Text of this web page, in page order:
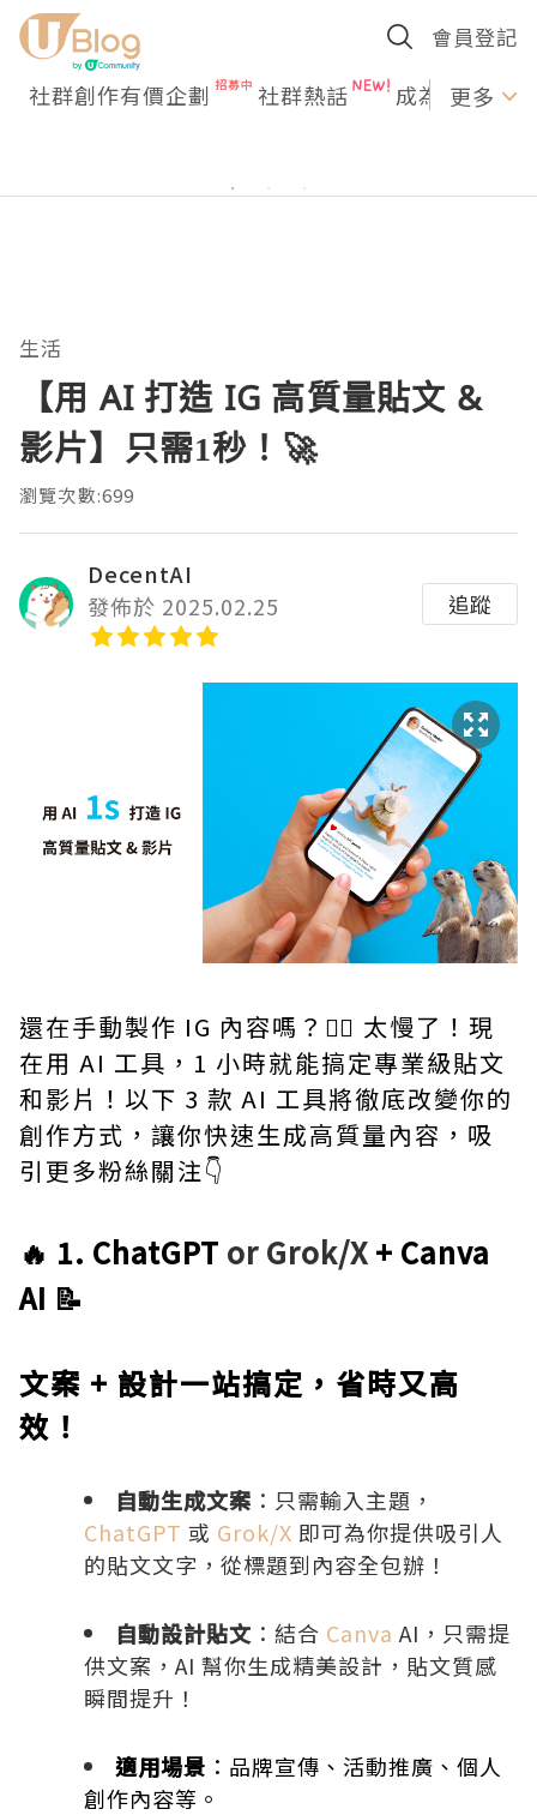
會員登記
社群創作有價企劃 社群熱話 成為U更多
生活
【用 AI 打造 IG 高質量貼文 &
影片】只需1秒！🚀
瀏覽次數:699
DecentAI
發佈於 2025.02.25
追蹤
還在手動製作 IG 內容嗎？😵‍💫 太慢了！現
在用 AI 工具，1 小時就能搞定專業級貼文
和影片！以下 3 款 AI 工具將徹底改變你的
創作方式，讓你快速生成高質量內容，吸
引更多粉絲關注👇
🔥 1. ChatGPT or Grok/X + Canva
AI 📝
文案 + 設計一站搞定，省時又高
效！
自動生成文案 ：只需輸入主題，
ChatGPT 或 Grok/X 即可為你提供吸引人
的貼文文字，從標題到內容全包辦！
自動設計貼文 ：結合 Canva AI，只需提
供文案，AI 幫你生成精美設計，貼文質感
瞬間提升！
適用場景 ：品牌宣傳、活動推廣、個人
創作內容等。